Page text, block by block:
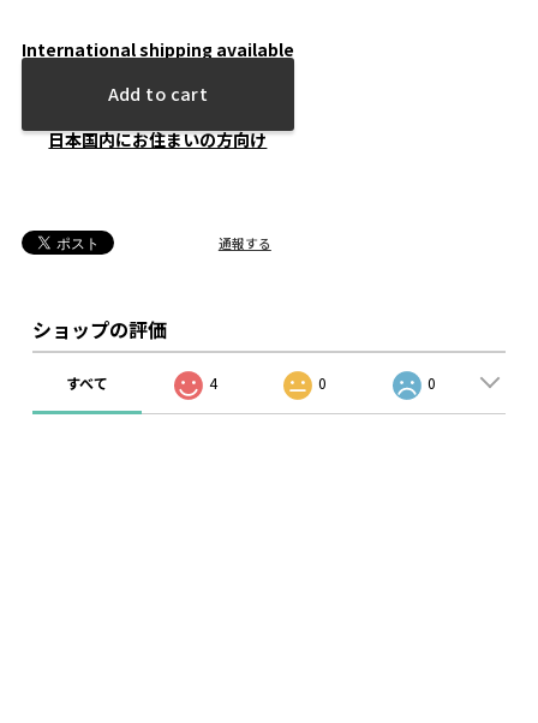
International shipping available
Add to cart
日本国内にお住まいの方向け
通報する
ショップの評価
すべて 4 0 0